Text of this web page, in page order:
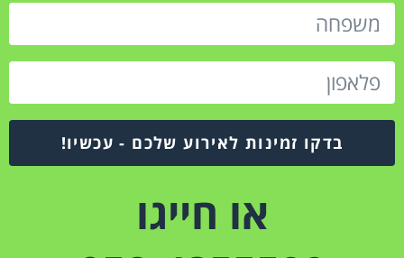
בדקו זמינות לאירוע שלכם - עכשיו!
או חייגו